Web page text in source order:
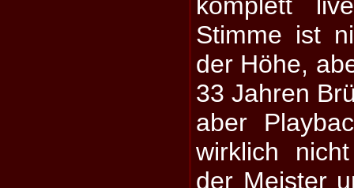
Stimme ist
der Höhe,
33 Jahren
aber
wirklich
der Meister